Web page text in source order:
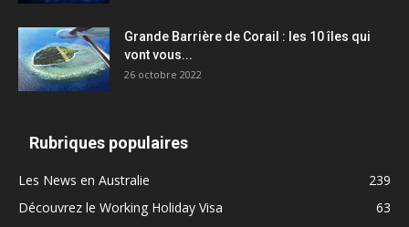
Grande Barrière de Corail : les 10 îles qui
vont vous...
26 octobre 2022
Rubriques populaires
Les News en Australie
239
Découvrez le Working Holiday Visa
63